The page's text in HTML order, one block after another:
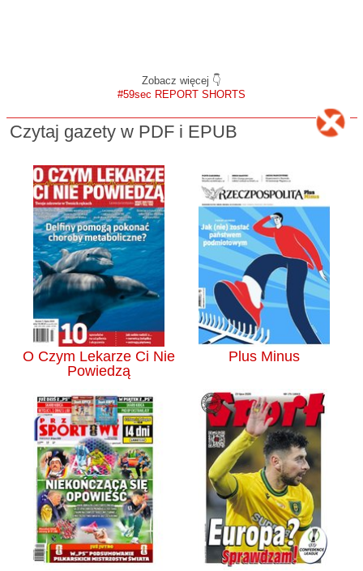
Zobacz więcej 👇
#59sec REPORT SHORTS
Czytaj gazety w PDF i EPUB
O Czym Lekarze Ci Nie
Powiedzą
Plus Minus